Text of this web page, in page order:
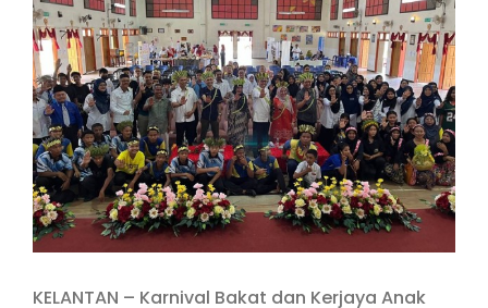
KELANTAN – Karnival Bakat dan Kerjaya Anak